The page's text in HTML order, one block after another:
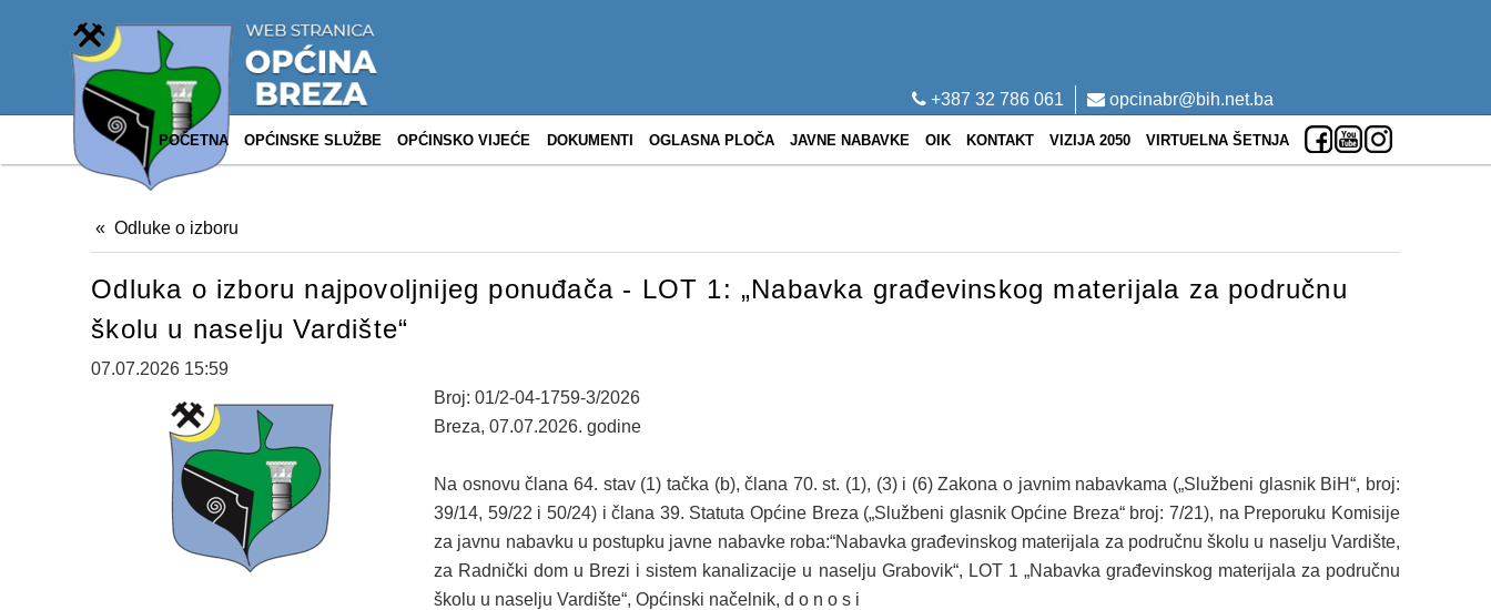
+387 32 786 061 opcinabr@bih.net.ba
POČETNA OPĆINSKE SLUŽBE OPĆINSKO VIJEĆE DOKUMENTI OGLASNA PLOČA JAVNE NABAVKE OIK KONTAKT VIZIJA 2050 VIRTUELNA ŠETNJA
Odluke o izboru
Оdluka o izboru najpovoljnijeg ponuđača - LOT 1: „Nabavka građevinskog materijala za područnu
školu u naselju Vardište“
07.07.2026 15:59
Broj: 01/2-04-1759-3/2026
Breza, 07.07.2026. godine
Na osnovu člana 64. stav (1) tačka (b), člana 70. st. (1), (3) i (6) Zakona o javnim nabavkama („Službeni glasnik BiH“, broj:
39/14, 59/22 i 50/24) i člana 39. Statuta Općine Breza („Službeni glasnik Općine Breza“ broj: 7/21), na Preporuku Komisije
za javnu nabavku u postupku javne nabavke roba:“Nabavka građevinskog materijala za područnu školu u naselju Vardište,
za Radnički dom u Brezi i sistem kanalizacije u naselju Grabovik“, LOT 1 „Nabavka građevinskog materijala za područnu
školu u naselju Vardište“, Općinski načelnik, d o n o s i